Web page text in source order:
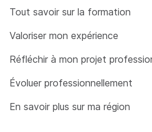
Tout savoir sur la formation
Valoriser mon expérience
Réfléchir à mon projet
Évoluer professionnellement
En savoir plus sur ma région